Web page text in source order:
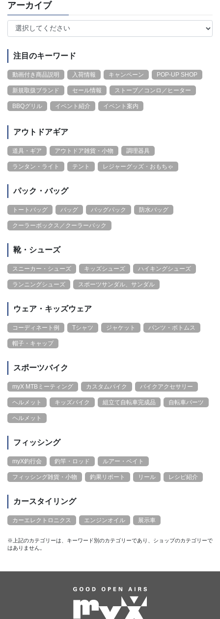
アーカイブ
注目のキーワード
動画付き商品説明 入荷情報 キャンペーン POP-UP SHOP
新規取扱ブランド セール情報 ストーブ／コンロ／ヒーター
BBQグリル イベント紹介 イベント案内
アウトドアギア
道具・ギア アウトドア雑貨・小物 調理器具
ランタン・ライト テント レジャーグッズ・おもちゃ
パック・バッグ
トートバッグ バッグ バッグパック 防水バッグ
クーラーボックス／クーラーバック
靴・シューズ
スニーカー・シューズ キッズシューズ ハイキングシューズ
ランニングシューズ スポーツサンダル、サンダル
ウェア・キッズウェア
コーディネート例 Tシャツ ジャケット パンツ・ボトムス
帽子・キャップ
スポーツバイク
myX MTBミーティング カスタムバイク バイクアクセサリー
ヘルメット キッズバイク 組立て自転車完成品 自転車パーツ
ヘルメット
フィッシング
myX釣行会 釣竿・ロッド ルアー・ベイト
フィッシング雑貨・小物 釣果リポート リール レシピ紹介
カースタイリング
カーエレクトロニクス エンジンオイル 展示車
※上記のカテゴリーは、キーワード別のカテゴリーであり、ショップのカテゴリーで
はありません。